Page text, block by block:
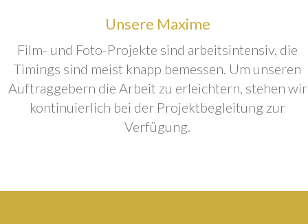
Unsere Maxime
Film- und Foto-Projekte sind arbeitsintensiv, die
Timings sind meist knapp bemessen. Um unseren
Auftraggebern die Arbeit zu erleichtern, stehen wir
kontinuierlich bei der Projektbegleitung zur
Verfügung.